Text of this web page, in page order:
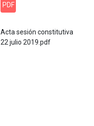
PDF
Acta sesión constitutiva
22 julio 2019.pdf